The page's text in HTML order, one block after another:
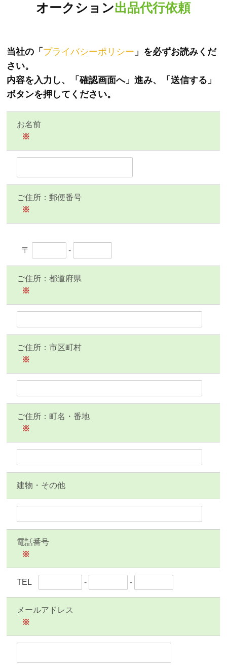
オークション出品代行依頼
当社の「 プライバシーポリシー 」を必ずお読みくだ
さい。
内容を入力し、「確認画面へ」進み、「送信する」
ボタンを押してください。
お名前
※
ご住所：郵便番号
※
〒 -
ご住所：都道府県
※
ご住所：市区町村
※
ご住所：町名・番地
※
建物・その他
電話番号
※
TEL - -
メールアドレス
※